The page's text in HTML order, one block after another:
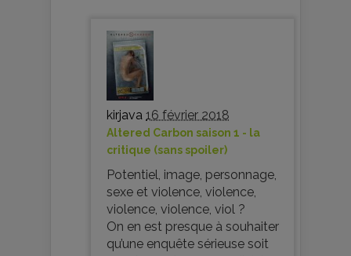
kirjava 16 février 2018
Altered Carbon saison 1 - la
critique (sans spoiler)
Potentiel, image, personnage,
sexe et violence, violence,
violence, violence, viol ?
On en est presque à souhaiter
qu’une enquête sérieuse soit